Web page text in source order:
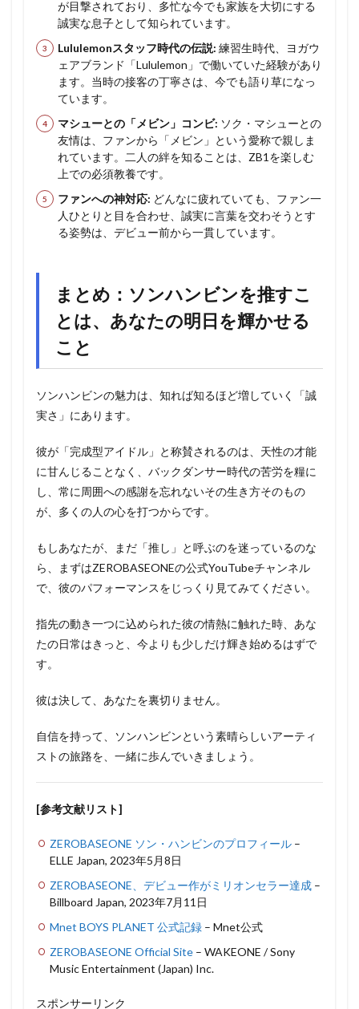
が目撃されており、多忙な今でも家族を大切にする
誠実な息子として知られています。
Lululemonスタッフ時代の伝説: 練習生時代、ヨガウ
ェアブランド「Lululemon」で働いていた経験があり
ます。当時の接客の丁寧さは、今でも語り草になっ
ています。
マシューとの「メビン」コンビ: ソク・マシューとの
友情は、ファンから「メビン」という愛称で親しま
れています。二人の絆を知ることは、ZB1を楽しむ
上での必須教養です。
ファンへの神対応: どんなに疲れていても、ファン一
人ひとりと目を合わせ、誠実に言葉を交わそうとす
る姿勢は、デビュー前から一貫しています。
まとめ：ソンハンビンを推すこ
とは、あなたの明日を輝かせる
こと
ソンハンビンの魅力は、知れば知るほど増していく「誠
実さ」にあります。
彼が「完成型アイドル」と称賛されるのは、天性の才能
に甘んじることなく、バックダンサー時代の苦労を糧に
し、常に周囲への感謝を忘れないその生き方そのもの
が、多くの人の心を打つからです。
もしあなたが、まだ「推し」と呼ぶのを迷っているのな
ら、まずはZEROBASEONEの公式YouTubeチャンネル
で、彼のパフォーマンスをじっくり見てみてください。
指先の動き一つに込められた彼の情熱に触れた時、あな
たの日常はきっと、今よりも少しだけ輝き始めるはずで
す。
彼は決して、あなたを裏切りません。
自信を持って、ソンハンビンという素晴らしいアーティ
ストの旅路を、一緒に歩んでいきましょう。
[参考文献リスト]
ZEROBASEONE ソン・ハンビンのプロフィール –
ELLE Japan, 2023年5月8日
ZEROBASEONE、デビュー作がミリオンセラー達成 –
Billboard Japan, 2023年7月11日
Mnet BOYS PLANET 公式記録 – Mnet公式
ZEROBASEONE Official Site – WAKEONE / Sony
Music Entertainment (Japan) Inc.
スポンサーリンク